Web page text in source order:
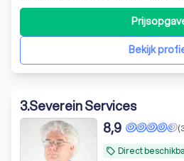
Nederlands, met oog voor
Bekijk
3.Severein Services
local_offer Direct
8,9